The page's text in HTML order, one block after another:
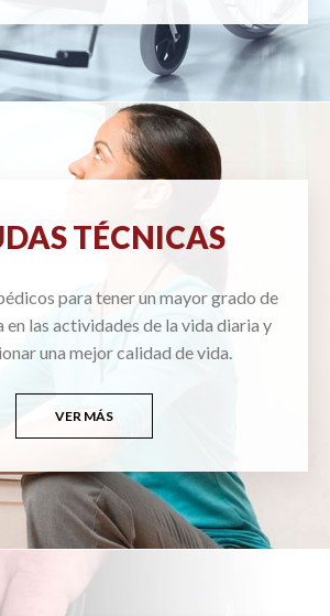
TÉCNICAS
para tener un mayor grado de
en las actividades de la vida diaria y
una mejor calidad de vida.
VER MÁS